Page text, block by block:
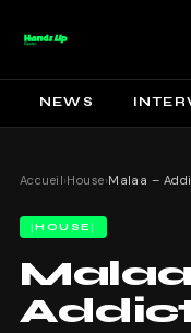
NEWS
Accueil›House›Malaa –
HOUSE
Malaa